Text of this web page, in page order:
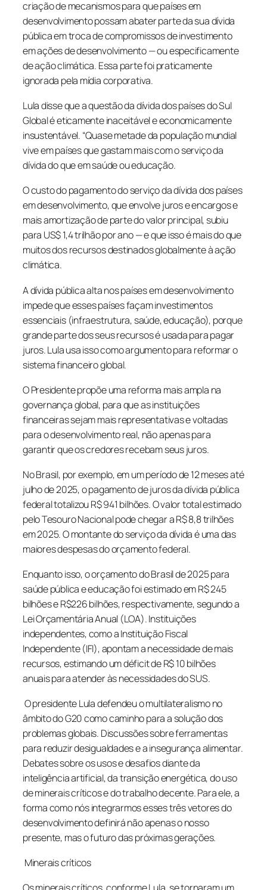
criação de mecanismos para que países em
desenvolvimento possam abater parte da sua dívida
pública em troca de compromissos de investimento
em ações de desenvolvimento — ou especificamente
de ação climática. Essa parte foi praticamente
ignorada pela mídia corporativa.
Lula disse que a questão da dívida dos países do Sul
Global é eticamente inaceitável e economicamente
insustentável. “Quase metade da população mundial
vive em países que gastam mais com o serviço da
dívida do que em saúde ou educação.
O custo do pagamento do serviço da dívida dos países
em desenvolvimento, que envolve juros e encargos e
mais amortização de parte do valor principal, subiu
para US$ 1,4 trilhão por ano — e que isso é mais do que
muitos dos recursos destinados globalmente à ação
climática.
A dívida pública alta nos países em desenvolvimento
impede que esses países façam investimentos
essenciais (infraestrutura, saúde, educação), porque
grande parte dos seus recursos é usada para pagar
juros. Lula usa isso como argumento para reformar o
sistema financeiro global.
O Presidente propõe uma reforma mais ampla na
governança global, para que as instituições
financeiras sejam mais representativas e voltadas
para o desenvolvimento real, não apenas para
garantir que os credores recebam seus juros.
No Brasil, por exemplo, em um período de 12 meses até
julho de 2025, o pagamento de juros da dívida pública
federal totalizou R$ 941 bilhões. O valor total estimado
pelo Tesouro Nacional pode chegar a R$ 8,8 trilhões
em 2025. O montante do serviço da dívida é uma das
maiores despesas do orçamento federal.
Enquanto isso, o orçamento do Brasil de 2025 para
saúde pública e educação foi estimado em R$ 245
bilhões e R$226 bilhões, respectivamente, segundo a
Lei Orçamentária Anual (LOA). Instituições
independentes, como a Instituição Fiscal
Independente (IFI), apontam a necessidade de mais
recursos, estimando um déficit de R$ 10 bilhões
anuais para atender às necessidades do SUS.
O presidente Lula defendeu o multilateralismo no
âmbito do G20 como caminho para a solução dos
problemas globais. Discussões sobre ferramentas
para reduzir desigualdades e a insegurança alimentar.
Debates sobre os usos e desafios diante da
inteligência artificial, da transição energética, do uso
de minerais críticos e do trabalho decente. Para ele, a
forma como nós integrarmos esses três vetores do
desenvolvimento definirá não apenas o nosso
presente, mas o futuro das próximas gerações.
Minerais críticos